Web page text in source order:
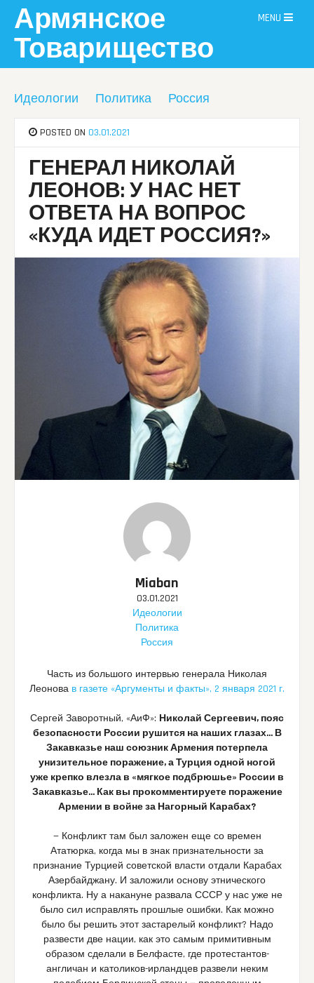
content
Армянское
Товарищество
MENU
Идеологии Политика Россия
POSTED ON 03.01.2021
ГЕНЕРАЛ НИКОЛАЙ
ЛЕОНОВ: У НАС НЕТ
ОТВЕТА НА ВОПРОС
«КУДА ИДЕТ РОССИЯ?»
Miaban
03.01.2021
Идеологии
Политика
Россия
Часть из большого интервью генерала Николая
Леонова в газете «Аргументы и факты», 2 января 2021 г.
Сергей Заворотный, «АиФ»: Николай Сергеевич, пояс
безопасности России рушится на наших глазах… В
Закавказье наш союзник Армения потерпела
унизительное поражение, а Турция одной ногой
уже крепко влезла в «мягкое подбрюшье» России в
Закавказье… Как вы прокомментируете поражение
Армении в войне за Нагорный Карабах?
— Конфликт там был заложен еще со времен
Ататюрка, когда мы в знак признательности за
признание Турцией советской власти отдали Карабах
Азербайджану. И заложили основу этнического
конфликта. Ну а накануне развала СССР у нас уже не
было сил исправлять прошлые ошибки. Как можно
было бы решить этот застарелый конфликт? Надо
развести две нации, как это самым примитивным
образом сделали в Белфасте, где протестантов-
англичан и католиков-ирландцев развели неким